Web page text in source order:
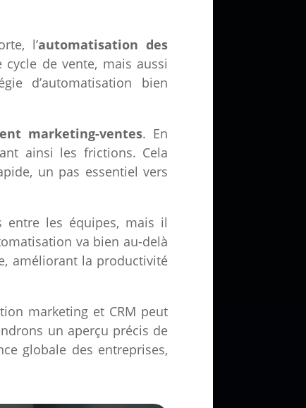
l’automatisation des
de vente, mais aussi
d’automatisation bien
marketing-ventes. En
ainsi les frictions. Cela
un pas essentiel vers
entre les équipes, mais il
va bien au-delà
améliorant la productivité
marketing et CRM peut
un aperçu précis de
globale des entreprises,